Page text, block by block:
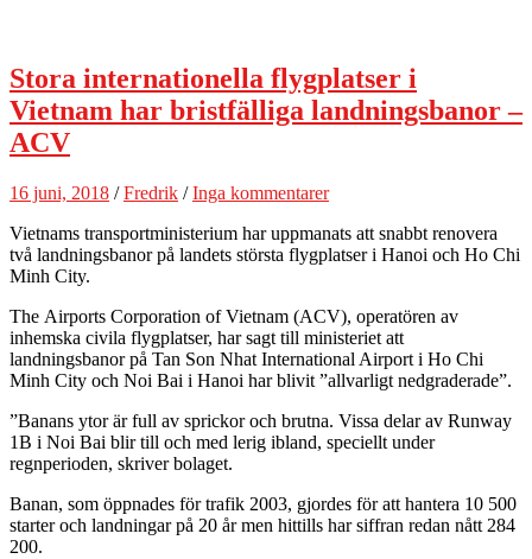
Stora internationella flygplatser i
Vietnam har bristfälliga landningsbanor –
ACV
16 juni, 2018 /Fredrik /Inga kommentarer
Vietnams transportministerium har uppmanats att snabbt renovera
två landningsbanor på landets största flygplatser i Hanoi och Ho Chi
Minh City.
The Airports Corporation of Vietnam (ACV), operatören av
inhemska civila flygplatser, har sagt till ministeriet att
landningsbanor på Tan Son Nhat International Airport i Ho Chi
Minh City och Noi Bai i Hanoi har blivit ”allvarligt nedgraderade”.
”Banans ytor är full av sprickor och brutna. Vissa delar av Runway
1B i Noi Bai blir till och med lerig ibland, speciellt under
regnperioden, skriver bolaget.
Banan, som öppnades för trafik 2003, gjordes för att hantera 10 500
starter och landningar på 20 år men hittills har siffran redan nått 284
200.